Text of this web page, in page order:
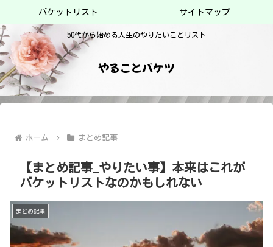
50代から始める人生のやりたいことリスト
やることバケツ
バケットリスト サイトマップ
ホーム まとめ記事
【まとめ記事_やりたい事】本来はこれが
バケットリストなのかもしれない
まとめ記事